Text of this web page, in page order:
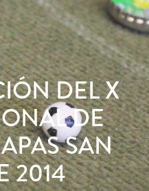
DEL X
DE
SAN
2014